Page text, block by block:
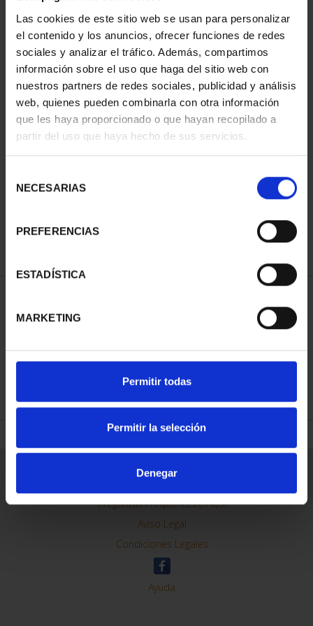
Las cookies de este sitio web se usan para personalizar
el contenido y los anuncios, ofrecer funciones de redes
sociales y analizar el tráfico. Además, compartimos
información sobre el uso que haga del sitio web con
nuestros partners de redes sociales, publicidad y análisis
web, quienes pueden combinarla con otra información
que les haya proporcionado o que hayan recopilado a
partir del uso que haya hecho de sus servicios.
NECESARIAS
PREFERENCIAS
ESTADÍSTICA
MARKETING
Permitir todas
Permitir la selección
Denegar
CAPITALES DE
PROVINCIA COLECCION
3.796,00 €
REFINAR
Información General
Contacto
Preguntas Frequentes (FAQs)
Aviso Legal
Condiciones Legales
Ayuda